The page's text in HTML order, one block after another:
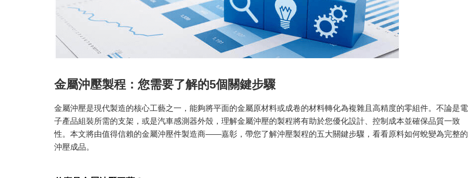
金屬沖壓製程：您需要了解的5個關鍵步驟
金屬沖壓是現代製造的核心工藝之一，能夠將平面的金屬原材料或成卷的材料轉化為複雜且高精度的零組件。不論是電
子產品組裝所需的支架，或是汽車感測器外殼，理解金屬沖壓的製程將有助於您優化設計、控制成本並確保品質一致
性。本文將由值得信賴的金屬沖壓件製造商——嘉彰，帶您了解沖壓製程的五大關鍵步驟，看看原料如何蛻變為完整的
沖壓成品。